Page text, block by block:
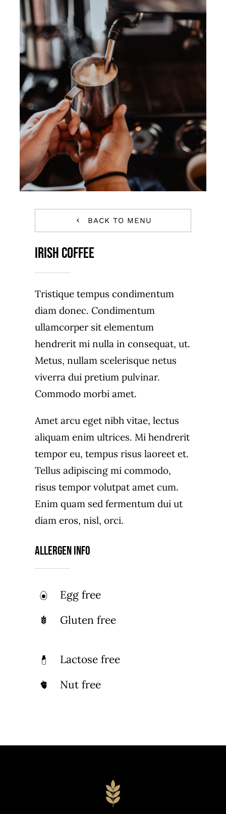
BACK TO MENU
Irish Coffee
Tristique tempus condimentum
diam donec. Condimentum
ullamcorper sit elementum
hendrerit mi nulla in consequat, ut.
Metus, nullam scelerisque netus
viverra dui pretium pulvinar.
Commodo morbi amet.
Amet arcu eget nibh vitae, lectus
aliquam enim ultrices. Mi hendrerit
tempor eu, tempus risus laoreet et.
Tellus adipiscing mi commodo,
risus tempor volutpat amet cum.
Enim quam sed fermentum dui ut
diam eros, nisl, orci.
Allergen Info
Egg free
Gluten free
Lactose free
Nut free